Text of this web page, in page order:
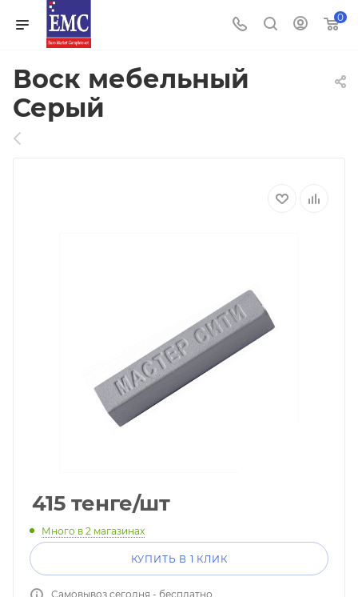
0
Воск мебельный
Серый
415 тенге/шт
Много в 2 магазинах
КУПИТЬ В 1 КЛИК
Самовывоз сегодня - бесплатно